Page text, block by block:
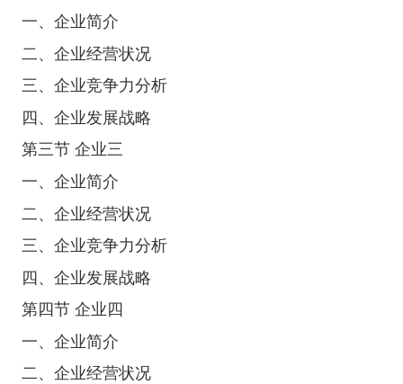
一、企业简介
二、企业经营状况
三、企业竞争力分析
四、企业发展战略
第三节 企业三
一、企业简介
二、企业经营状况
三、企业竞争力分析
四、企业发展战略
第四节 企业四
一、企业简介
二、企业经营状况